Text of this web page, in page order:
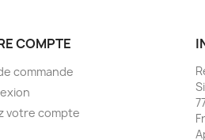
COMPTE
commande
votre compte